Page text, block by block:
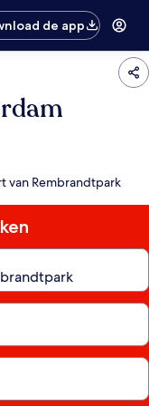
de app
van Rembrandtpark